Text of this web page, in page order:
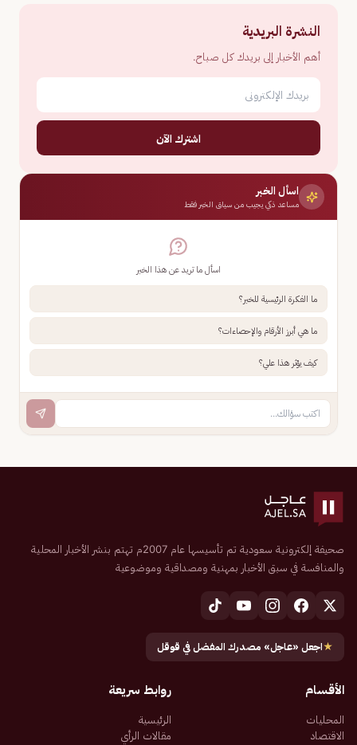
النشرة البريدية
أهم الأخبار إلى بريدك كل صباح.
اشترك الآن
اسأل الخبر
مساعد ذكي يجيب من سياق الخبر فقط
اسأل ما تريد عن هذا الخبر
ما الفكرة الرئيسية للخبر؟
ما هي أبرز الأرقام والإحصاءات؟
كيف يؤثر هذا علي؟
صحيفة إلكترونية سعودية تم تأسيسها عام 2007م تهتم بنشر الأخبار المحلية
والمنافسة في سبق الأخبار بمهنية ومصداقية وموضوعية
★اجعل «عاجل» مصدرك المفضل في قوقل
الأقسام
المحليات
الاقتصاد
روابط سريعة
الرئيسية
مقالات الرأي